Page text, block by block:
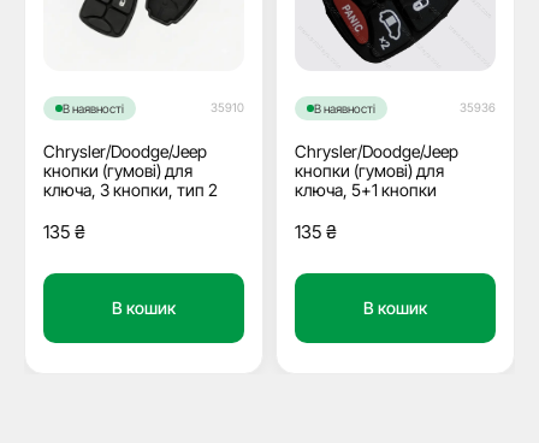
В наявності 35910
Chrysler/Doodge/Jeep
кнопки (гумові) для
ключа, 3 кнопки, тип 2
135 ₴
В кошик
В наявності 35936
Chrysler/Doodge/Jeep
кнопки (гумові) для
ключа, 5+1 кнопки
135 ₴
В кошик